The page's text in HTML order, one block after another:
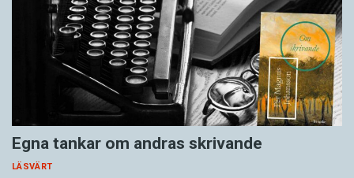
Egna tankar om andras skrivande
LÄSVÄRT